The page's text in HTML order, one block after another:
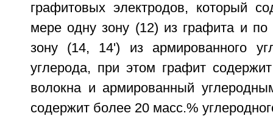
графитовых электродов, который
мере одну зону (12) из графита и
зону (14, 14') из армированного
углерода, при этом графит
волокна и армированный
содержит более 20 масс.%